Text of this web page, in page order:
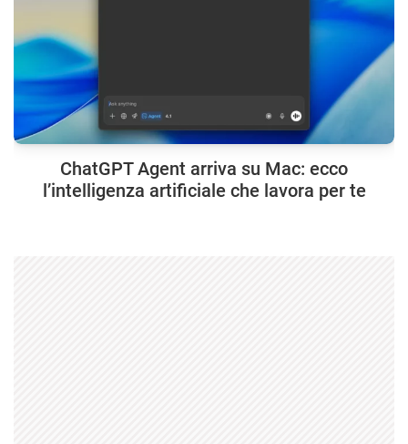
ChatGPT Agent arriva su Mac: ecco
l’intelligenza artificiale che lavora per te